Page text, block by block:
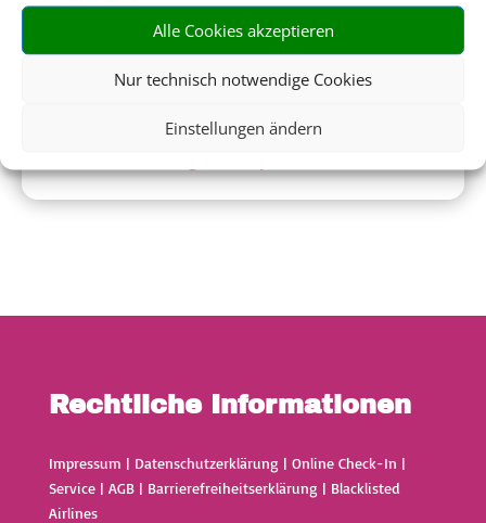
Alle Cookies akzeptieren
Nur technisch notwendige Cookies
Einstellungen ändern
Rechtliche Informationen
Impressum | Datenschutzerklärung | Online Check-In |
Service| AGB| Barrierefreiheitserklärung | Blacklisted
Airlines